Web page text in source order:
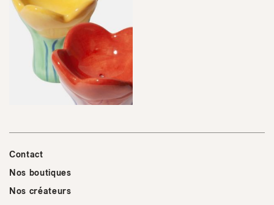
Contact
Nos boutiques
Nos créateurs